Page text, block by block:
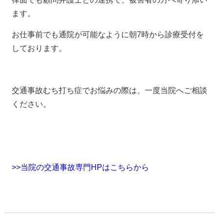
ます。
お仕事前でも通院が可能なように朝7時から診療受付を
しております。
交通事故むち打ち症でお悩みの際は、一度当院へご相談
ください。
>>当院の交通事故専門HPはこちらから